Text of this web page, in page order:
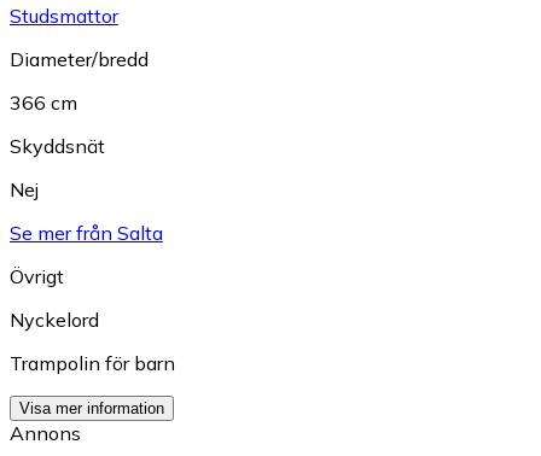
Studsmattor
Diameter/bredd
366 cm
Skyddsnät
Nej
Se mer från Salta
Övrigt
Nyckelord
Trampolin för barn
Visa mer information
Annons